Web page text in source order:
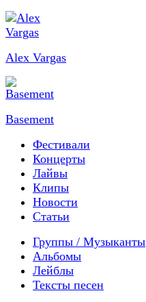
Alex Vargas
Basement
Фестивали
Концерты
Лайвы
Клипы
Новости
Статьи
Группы / Музыканты
Альбомы
Лейблы
Тексты песен